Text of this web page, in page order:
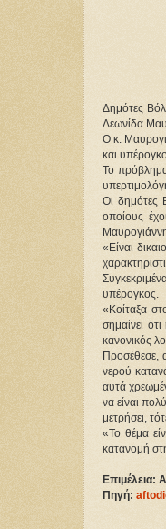
Δημότες
Λεωνίδα
Ο κ.
και
Το πρόβλημα
Οι δημότες
οποίους
«Είναι
υπέρογκος.
«Κοίταξα
σημαίνει
κανονικός
Προσέθεσε,
νερού
αυτά
να είναι
μετρήσει,
«Το θέμα
κατανομή
Επιμέλεια:
Πηγή: